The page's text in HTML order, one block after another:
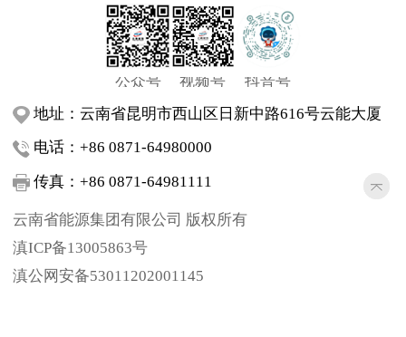
公众号 视频号
抖音号
地址：云南省昆明市西山区日新中路616号云能大厦
电话：+86 0871-64980000
传真：+86 0871-64981111
云南省能源集团有限公司 版权所有
滇ICP备13005863号
滇公网安备53011202001145